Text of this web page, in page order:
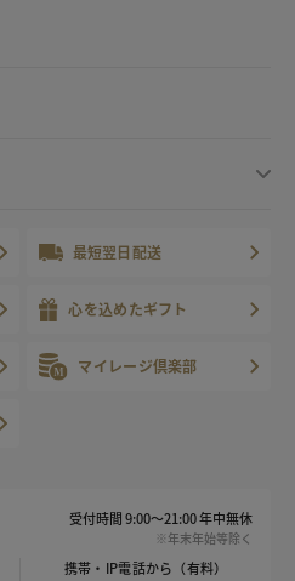
最短翌日配送
心を込めたギフト
マイレージ倶楽部
受付時間 9:00～21:00 年中無休
※年末年始等除く
携帯・IP電話から（有料）